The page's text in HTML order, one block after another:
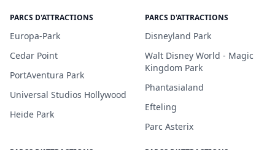
PARCS D'ATTRACTIONS
Europa-Park
Cedar Point
PortAventura Park
Universal Studios Hollywood
Heide Park
PARCS D'ATTRACTIONS
Disneyland Park
Walt Disney World - Magic
Kingdom Park
Phantasialand
Efteling
Parc Asterix